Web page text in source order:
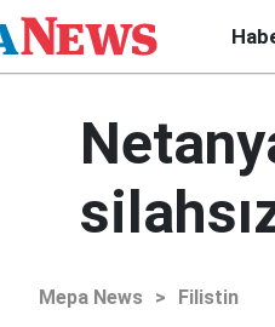
Mepa News > Filistin